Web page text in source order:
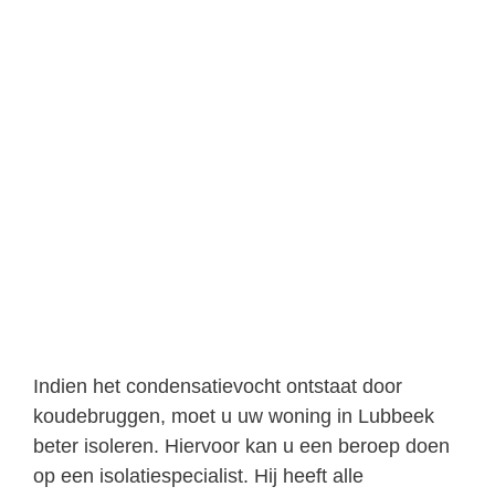
Indien het condensatievocht ontstaat door
koudebruggen, moet u uw woning in Lubbeek
beter isoleren. Hiervoor kan u een beroep doen
op een isolatiespecialist. Hij heeft alle